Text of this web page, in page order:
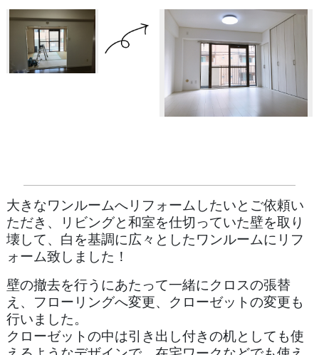
大きなワンルームへリフォームしたいとご依頼い
ただき、リビングと和室を仕切っていた壁を取り
壊して、白を基調に広々としたワンルームにリフ
ォーム致しました！
壁の撤去を行うにあたって一緒にクロスの張替
え、フローリングへ変更、クローゼットの変更も
行いました。
クローゼットの中は引き出し付きの机としても使